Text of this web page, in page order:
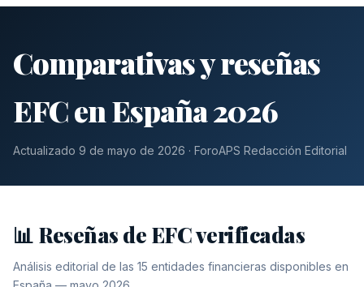
Comparativas y reseñas
EFC en España 2026
Actualizado 9 de mayo de 2026 · ForoAPS Redacción Editorial
📊 Reseñas de EFC verificadas
Análisis editorial de las 15 entidades financieras disponibles en